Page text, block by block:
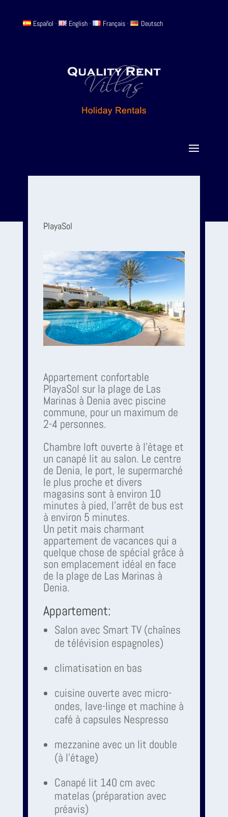
Español - English - Français - Deutsch
PlayaSol
Appartement confortable
PlayaSol sur la plage de Las
Marinas à Denia avec piscine
commune, pour un maximum de
2-4 personnes.
Chambre loft ouverte à l'étage et
un canapé lit au salon. Le centre
de Denia, le port, le supermarché
le plus proche et divers
magasins sont à environ 10
minutes à pied, l'arrêt de bus est
à environ 5 minutes.
Un petit mais charmant
appartement de vacances qui a
quelque chose de spécial grâce à
son emplacement idéal en face
de la plage de Las Marinas à
Denia.
Appartement:
Salon avec Smart TV (chaînes
de télévision espagnoles)
climatisation en bas
cuisine ouverte avec micro-
ondes, lave-linge et machine à
café à capsules Nespresso
mezzanine avec un lit double
(à l'étage)
Canapé lit 140 cm avec
matelas (préparation avec
préavis)